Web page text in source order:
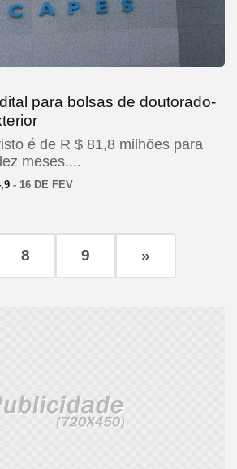
para bolsas de doutorado-
é de R $ 81,8 milhões para
meses....
- 16 DE FEV
8 9 »